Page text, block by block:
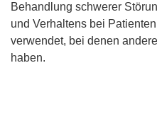
Behandlung schwerer
und Verhaltens bei
verwendet, bei denen
haben.